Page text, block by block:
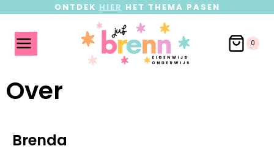
ONTDEK HIER HET THEMA PASEN
0
Over
Brenda